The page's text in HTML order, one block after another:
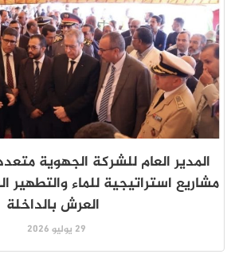
المدير العام للشركة الجهوية
مشاريع استراتيجية للماء والتطهير
العرش بالداخلة
29 يوليو 2026